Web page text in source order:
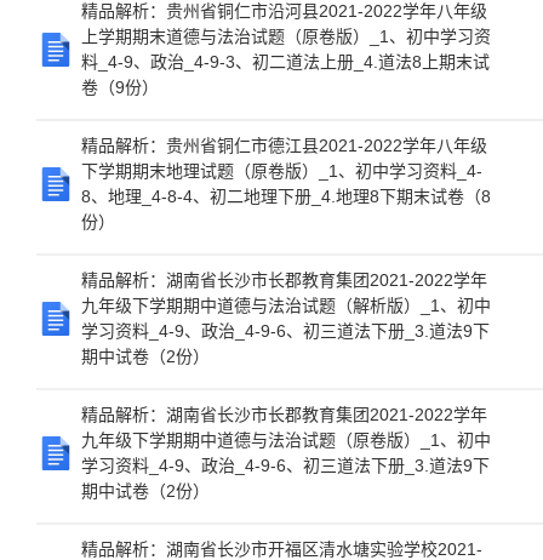
精品解析：贵州省铜仁市沿河县2021-2022学年八年级
上学期期末道德与法治试题（原卷版）_1、初中学习资
料_4-9、政治_4-9-3、初二道法上册_4.道法8上期末试
卷（9份）
精品解析：贵州省铜仁市德江县2021-2022学年八年级
下学期期末地理试题（原卷版）_1、初中学习资料_4-
8、地理_4-8-4、初二地理下册_4.地理8下期末试卷（8
份）
精品解析：湖南省长沙市长郡教育集团2021-2022学年
九年级下学期期中道德与法治试题（解析版）_1、初中
学习资料_4-9、政治_4-9-6、初三道法下册_3.道法9下
期中试卷（2份）
精品解析：湖南省长沙市长郡教育集团2021-2022学年
九年级下学期期中道德与法治试题（原卷版）_1、初中
学习资料_4-9、政治_4-9-6、初三道法下册_3.道法9下
期中试卷（2份）
精品解析：湖南省长沙市开福区清水塘实验学校2021-